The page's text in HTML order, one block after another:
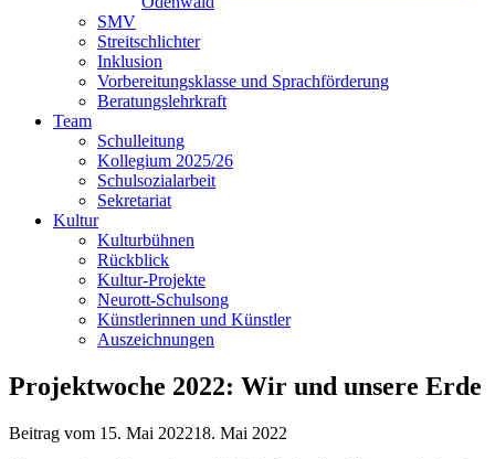
SMV
Streitschlichter
Inklusion
Vorbereitungsklasse und Sprachförderung
Beratungslehrkraft
Team
Schulleitung
Kollegium 2025/26
Schulsozialarbeit
Sekretariat
Kultur
Kulturbühnen
Rückblick
Kultur-Projekte
Neurott-Schulsong
Künstlerinnen und Künstler
Auszeichnungen
Projektwoche 2022: Wir und unsere Erde
Beitrag vom 15. Mai 202218. Mai 2022